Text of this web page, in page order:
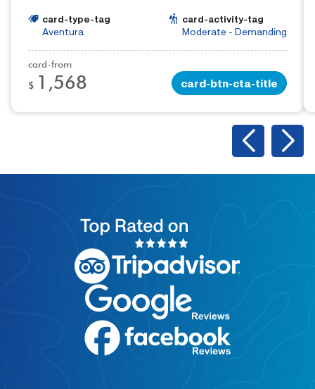
card-type-tag
Aventura
card-activity-tag
Moderate - Demanding
card-from
$ 1,568 card-btn-cta-title